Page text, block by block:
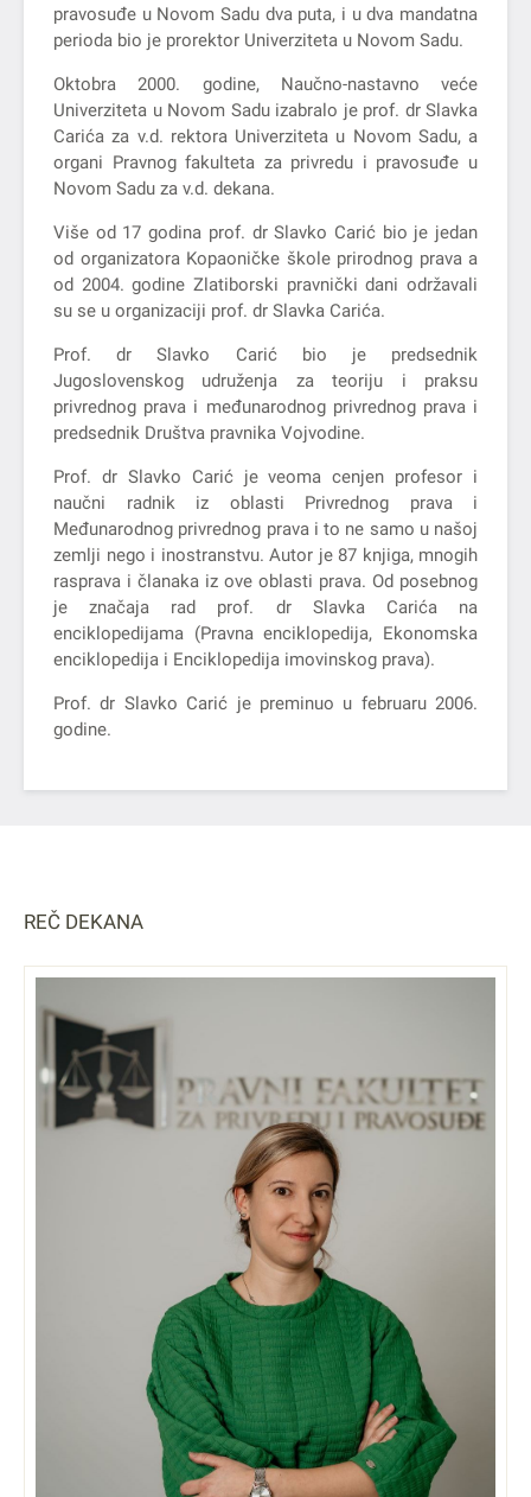
pravosuđe u Novom Sadu dva puta, i u dva mandatna
perioda bio je prorektor Univerziteta u Novom Sadu.
Oktobra 2000. godine, Naučno-nastavno veće
Univerziteta u Novom Sadu izabralo je prof. dr Slavka
Carića za v.d. rektora Univerziteta u Novom Sadu, a
organi Pravnog fakulteta za privredu i pravosuđe u
Novom Sadu za v.d. dekana.
Više od 17 godina prof. dr Slavko Carić bio je jedan
od organizatora Kopaoničke škole prirodnog prava a
od 2004. godine Zlatiborski pravnički dani održavali
su se u organizaciji prof. dr Slavka Carića.
Prof. dr Slavko Carić bio je predsednik
Jugoslovenskog udruženja za teoriju i praksu
privrednog prava i međunarodnog privrednog prava i
predsednik Društva pravnika Vojvodine.
Prof. dr Slavko Carić je veoma cenjen profesor i
naučni radnik iz oblasti Privrednog prava i
Međunarodnog privrednog prava i to ne samo u našoj
zemlji nego i inostranstvu. Autor je 87 knjiga, mnogih
rasprava i članaka iz ove oblasti prava. Od posebnog
je značaja rad prof. dr Slavka Carića na
enciklopedijama (Pravna enciklopedija, Ekonomska
enciklopedija i Enciklopedija imovinskog prava).
Prof. dr Slavko Carić je preminuo u februaru 2006.
godine.
REČ DEKANA